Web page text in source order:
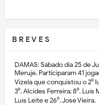
B R E V E S
DAMAS: Sábado dia 25 de
Meruje. Participaram 41
Vizela que conquistou o 2⁰
3⁰. Alcides Ferreira; 8⁰. Luís
Luís Leite e 26⁰. José Vieira.